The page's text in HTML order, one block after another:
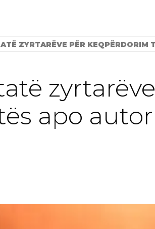
ZYRTARËVE PËR KEQPËRDORIM
apo